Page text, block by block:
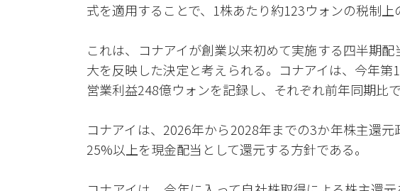
式を適用することで、1株あたり約123ウォンの税制上
これは、コナアイが創業以来初めて実施する四半期
大を反映した決定と考えられる。コナアイは、今年第
営業利益248億ウォンを記録し、それぞれ前年同期比
コナアイは、2026年から2028年までの3か年株主還
25%以上を現金配当として還元する方針である。